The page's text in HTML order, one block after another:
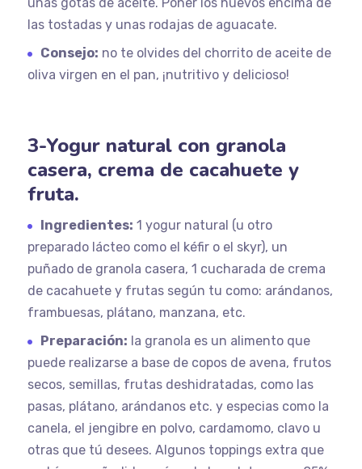
las tostadas y unas rodajas de aguacate.
Consejo: no te olvides del chorrito de aceite de
oliva virgen en el pan, ¡nutritivo y delicioso!
3-Yogur natural con granola
casera, crema de cacahuete y
fruta.
Ingredientes: 1 yogur natural (u otro
preparado lácteo como el kéfir o el skyr), un
puñado de granola casera, 1 cucharada de crema
de cacahuete y frutas según tu como: arándanos,
frambuesas, plátano, manzana, etc.
Preparación: la granola es un alimento que
puede realizarse a base de copos de avena, frutos
secos, semillas, frutas deshidratadas, como las
pasas, plátano, arándanos etc. y especias como la
canela, el jengibre en polvo, cardamomo, clavo u
otras que tú desees. Algunos toppings extra que